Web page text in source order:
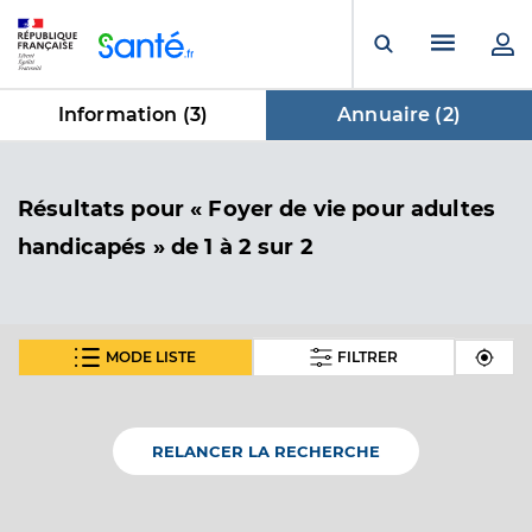
Ouvrir laMenu
Information (3) Annuaire (2)
Résultats dans Annuaire
pour « Foyer de vie pour adultes
handicapés »de 1 à 2 sur 2
MODE LISTE FILTRER
Etablissement de soins
Voir l’offre identifiée
RELANCER LA RECHERCHE